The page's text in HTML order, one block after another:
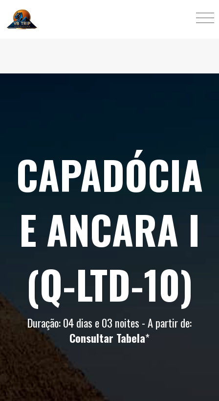
CAPADÓCIA
E ANCARA I
(Q-LTD-10)
Duração: 04 dias e 03 noites - A partir de:
Consultar Tabela*